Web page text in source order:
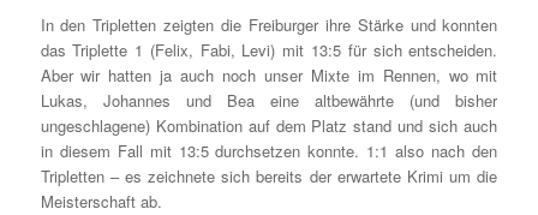
In den Tripletten zeigten die Freiburger ihre Stärke und konnten
das Triplette 1 (Felix, Fabi, Levi) mit 13:5 für sich entscheiden.
Aber wir hatten ja auch noch unser Mixte im Rennen, wo mit
Lukas, Johannes und Bea eine altbewährte (und bisher
ungeschlagene) Kombination auf dem Platz stand und sich auch
in diesem Fall mit 13:5 durchsetzen konnte. 1:1 also nach den
Tripletten – es zeichnete sich bereits der erwartete Krimi um die
Meisterschaft ab.